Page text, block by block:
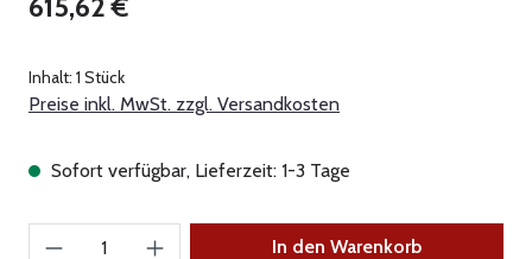
Inhalt: 1 Stück
Preise inkl. MwSt. zzgl. Versandkosten
Sofort verfügbar, Lieferzeit: 1-3 Tage
Produkt Anzahl: Gib den gewünschten Wert
In den Warenkorb